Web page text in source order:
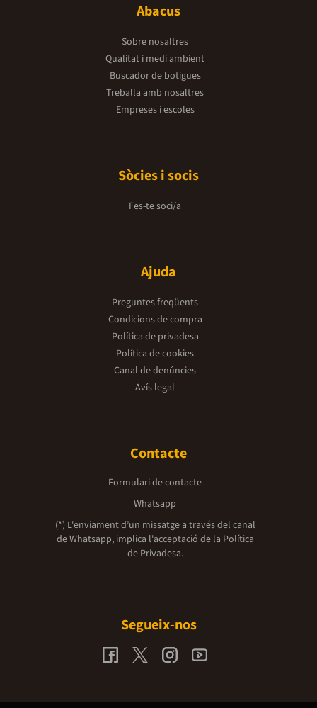
Abacus
Sobre nosaltres
Qualitat i medi ambient
Buscador de botigues
Treballa amb nosaltres
Empreses i escoles
Sòcies i socis
Fes-te soci/a
Ajuda
Preguntes freqüents
Condicions de compra
Política de privadesa
Política de cookies
Canal de denúncies
Avís legal
Contacte
Formulari de contacte
Whatsapp
(*) L'enviament d’un missatge a través del canal
de Whatsapp, implica l'acceptació de la Política
de Privadesa.
Segueix-nos